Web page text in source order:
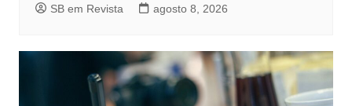
SB em Revista agosto 8, 2026